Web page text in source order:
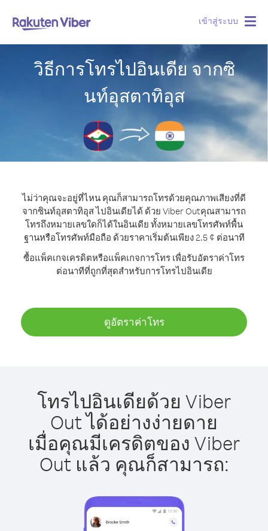
เข้าสู่ระบบ
วิธีการโทรไปอินเดีย จากซิ
นท์อุสตาทิอุส
ไม่ว่าคุณจะอยู่ที่ไหน คุณก็สามารถโทรด้วยคุณภาพเสียงที่ดี
จากซินท์อุสตาทิอุส ไปอินเดียได้ ด้วย Viber Outคุณสามารถ
โทรถึงหมายเลขใดก็ได้ในอินเดีย ทั้งหมายเลขโทรศัพท์พื้น
ฐานหรือโทรศัพท์มือถือ ด้วยราคาเริ่มต้นเพียง 2.5 ¢ ต่อนาที
ซื้อแพ็คเกจเครดิตหรือแพ็คเกจการโทร เพื่อรับอัตราค่าโทร
ต่อนาทีที่ถูกที่สุดสำหรับการโทรไปอินเดีย
ดูอัตราค่าโทร
โทรไปอินเดียด้วย Viber
Out ได้อย่างง่ายดาย
เมื่อคุณมีเครดิตของ Viber
Out แล้ว คุณก็สามารถ: